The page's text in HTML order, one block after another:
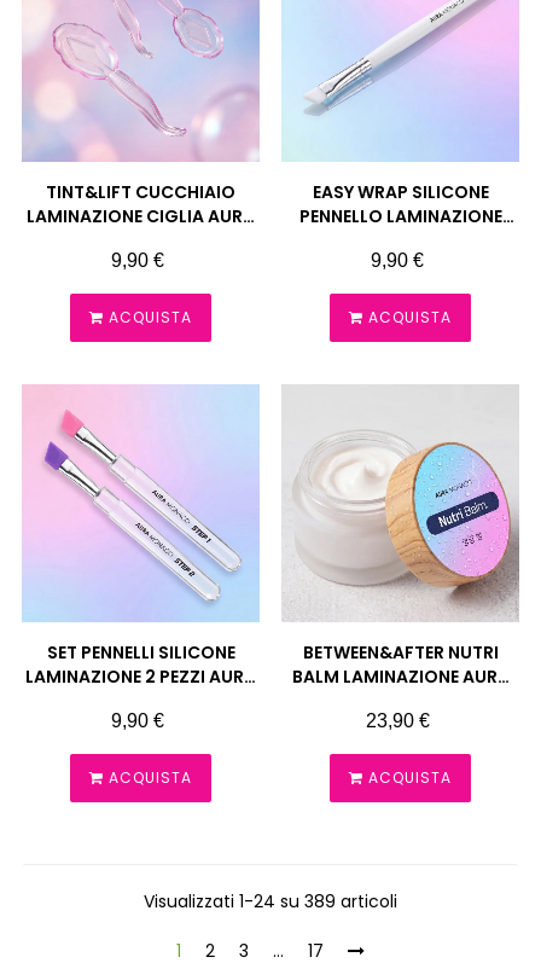
TINT&LIFT CUCCHIAIO
LAMINAZIONE CIGLIA AURA
Prezzo
9,90 €
ACQUISTA
EASY WRAP SILICONE
PENNELLO LAMINAZIONE
Prezzo
9,90 €
ACQUISTA
SET PENNELLI SILICONE
LAMINAZIONE 2 PEZZI AURA
Prezzo
9,90 €
ACQUISTA
BETWEEN&AFTER NUTRI
BALM LAMINAZIONE AURA
Prezzo
23,90 €
ACQUISTA
Visualizzati 1-24 su 389 articoli
1 2 3 … 17